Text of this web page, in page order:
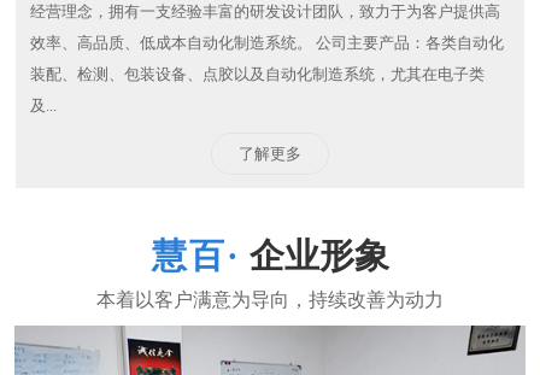
经营理念，拥有一支经验丰富的研发设计团队，致力于为客户提供高
效率、高品质、低成本自动化制造系统。 公司主要产品：各类自动化
装配、检测、包装设备、点胶以及自动化制造系统，尤其在电子类
及...
了解更多
企业形象